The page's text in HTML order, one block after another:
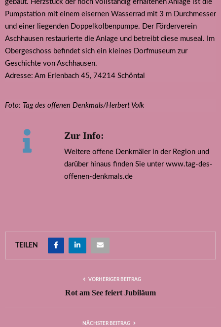
gebaut. Herzstück der noch vollständig erhaltenen Anlage ist die
Pumpstation mit einem eisernen Wasserrad mit 3 m Durchmesser
und einer liegenden Doppelkolbenpumpe. Der Förderverein
Aschhausen restaurierte die Anlage und betreibt diese museal. Im
Obergeschoss befindet sich ein kleines Dorfmuseum zur
Geschichte von Aschhausen.
Adresse: Am Erlenbach 45, 74214 Schöntal
Foto: Tag des offenen Denkmals/Herbert Volk
Zur Info:
Weitere offene Denkmäler in der Region und
darüber hinaus finden Sie unter www.tag-des-
offenen-denkmals.de
TEILEN
VORHERIGER BEITRAG
Rot am See feiert Jubiläum
NÄCHSTER BEITRAG